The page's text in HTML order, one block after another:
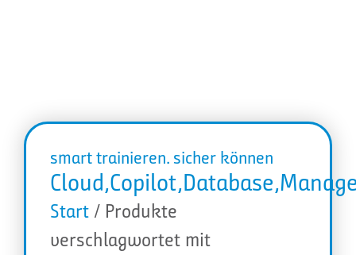
smart trainieren. sicher können
Start / Produkte
verschlagwortet mit